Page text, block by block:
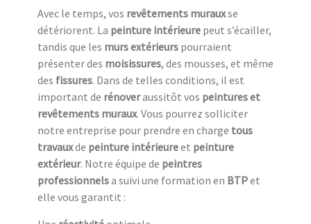
Avec le temps, vos revêtements murauxse
détériorent. La peinture intérieure peut s’écailler,
tandis que les murs extérieurs pourraient
présenter des moisissures, des mousses, et même
des fissures. Dans de telles conditions, il est
important de rénoveraussitôt vos peintures et
revêtements muraux. Vous pourrez solliciter
notre entreprise pour prendre en charge tous
travauxde peinture intérieureet peinture
extérieur. Notre équipe de peintres
professionnelsa suivi une formation en BTPet
elle vous garantit :